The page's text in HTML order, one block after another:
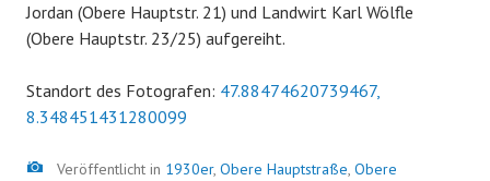
Jordan (Obere Hauptstr. 21) und Landwirt Karl Wölfle
(Obere Hauptstr. 23/25) aufgereiht.
Standort des Fotografen: 47.88474620739467,
8.348451431280099
Bild
Veröffentlicht in 1930er, Obere Hauptstraße, Obere